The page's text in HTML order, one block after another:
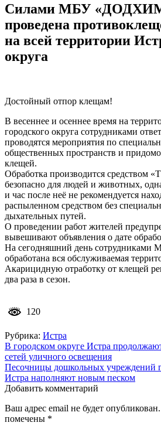
Силами МБУ
проведена
на всей территории
округа
Достойный отпор клещам!
В весеннее и осеннее время на
городского округа сотрудниками
проводятся мероприятия по
общественных пространств и
клещей.
Обработка производится средством
безопасно для людей и животных,
и час после неё не рекомендуется
распыленном средством без
дыхательных путей.
О проведении работ жителей
вывешивают объявления о дате
На сегодняшний день
обработана вся обслуживаемая
Акарицидную отработку от клещей
два раза в сезон.
120
Рубрика: Истра
Навигация
по
записям
В городском округе Истра
сетей уличного освещения
Песочницы дошкольных учреждений
Истра наполняют новым песком
Добавить комментарий
Ваш адрес email не будет опубликован.
помечены *